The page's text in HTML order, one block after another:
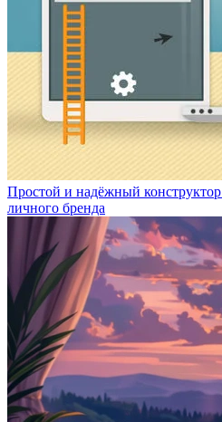
Простой и надёжный конструктор
личного бренда